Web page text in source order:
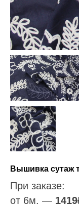
Вышивка сутаж
При заказе:
от 6м. — 1419